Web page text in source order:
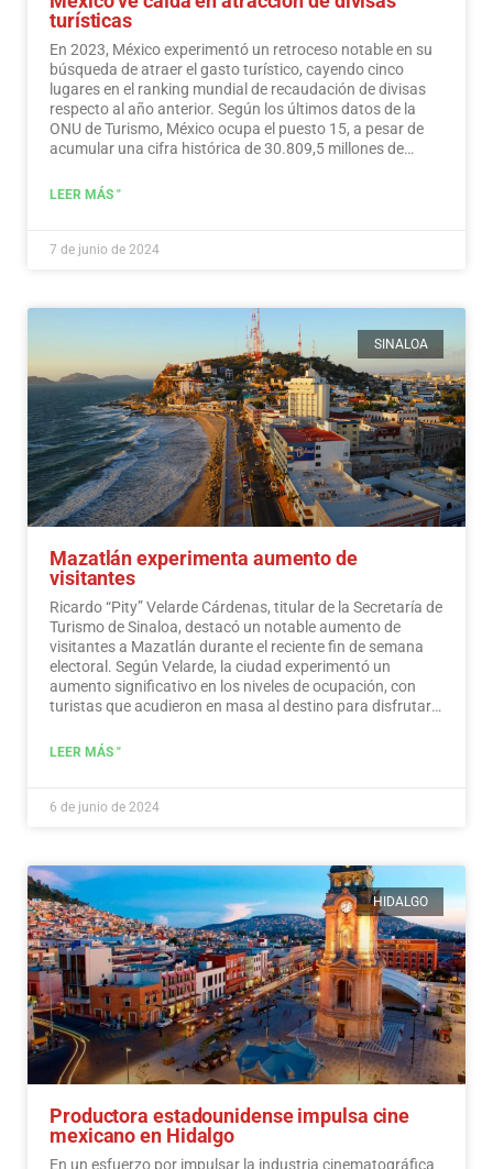
turísticas
En 2023, México experimentó un retroceso notable en su
búsqueda de atraer el gasto turístico, cayendo cinco
lugares en el ranking mundial de recaudación de divisas
respecto al año anterior. Según los últimos datos de la
ONU de Turismo, México ocupa el puesto 15, a pesar de
acumular una cifra histórica de 30.809,5 millones de
LEER MÁS "
7 de junio de 2024
SINALOA
Mazatlán experimenta aumento de
visitantes
Ricardo “Pity” Velarde Cárdenas, titular de la Secretaría de
Turismo de Sinaloa, destacó un notable aumento de
visitantes a Mazatlán durante el reciente fin de semana
electoral. Según Velarde, la ciudad experimentó un
aumento significativo en los niveles de ocupación, con
turistas que acudieron en masa al destino para disfrutar
responsabilidad hacia la participación en el proceso
LEER MÁS "
6 de junio de 2024
HIDALGO
Productora estadounidense impulsa cine
mexicano en Hidalgo
En un esfuerzo por impulsar la industria cinematográfica